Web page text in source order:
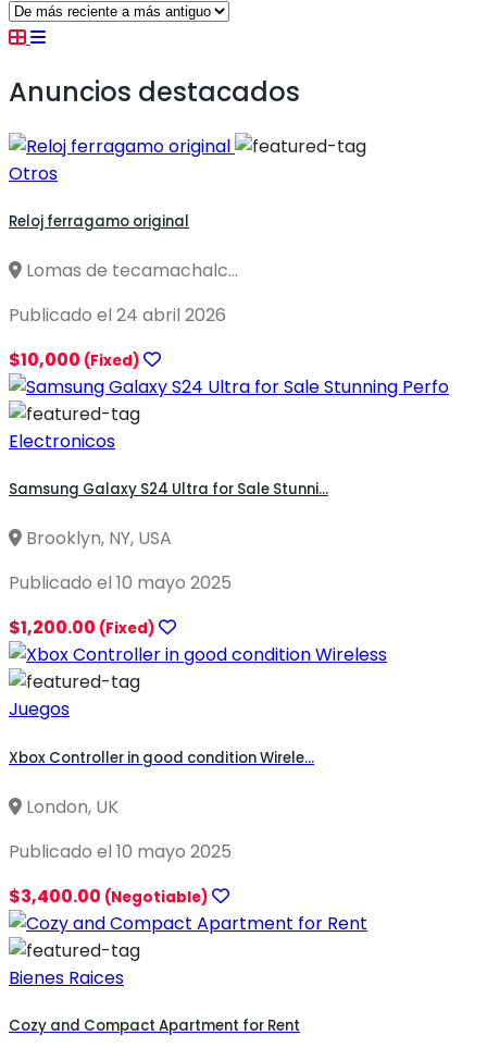
Anuncios destacados
Otros
Reloj ferragamo original
Lomas de tecamachalc...
Publicado el 24 abril 2026
$10,000 (Fixed)
Electronicos
Samsung Galaxy S24 Ultra for Sale Stunni...
Brooklyn, NY, USA
Publicado el 10 mayo 2025
$1,200.00 (Fixed)
Juegos
Xbox Controller in good condition Wirele...
London, UK
Publicado el 10 mayo 2025
$3,400.00 (Negotiable)
Bienes Raices
Cozy and Compact Apartment for Rent